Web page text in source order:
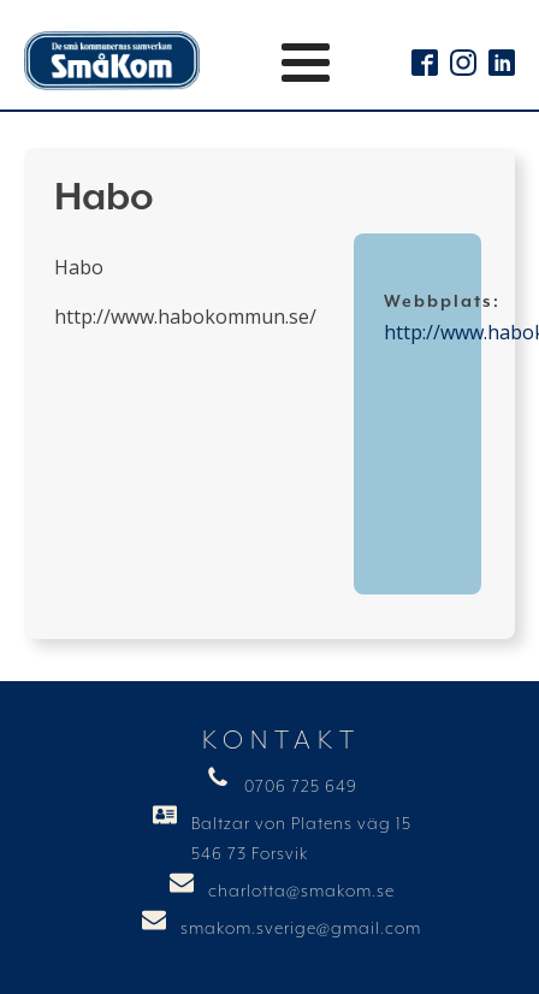
Habo
Habo
http://www.habokommun.se/
Webbplats:
http://
KONTAKT
0706 725 649
Baltzar von Platens väg 15
546 73 Forsvik
charlotta@smakom.se
smakom.sverige@gmail.com